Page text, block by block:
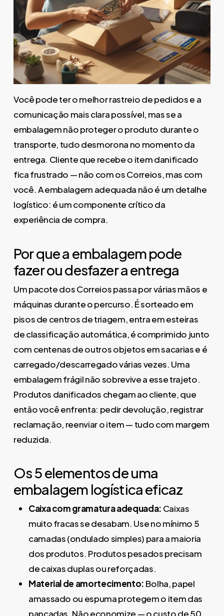
Você pode ter o melhor rastreio de pedidos e a
comunicação mais clara possível, mas se a
embalagem não proteger o produto durante o
transporte, tudo desmorona no momento da
entrega. Cliente que recebe o item danificado
fica frustrado — não com os Correios, mas com
você. A embalagem adequada não é um detalhe
logístico: é um componente crítico da
experiência de compra.
Por que a embalagem pode
fazer ou desfazer a entrega
Um pacote dos Correios passa por várias mãos e
máquinas durante o percurso. É sorteado em
pisos de centros de triagem, entra em esteiras
de classificação automática, é comprimido junto
com centenas de outros objetos em sacarias e é
carregado/descarregado várias vezes. Uma
embalagem frágil não sobrevive a esse trajeto.
Produtos danificados chegam ao cliente, que
então você enfrenta: pedir devolução, registrar
reclamação, reenviar o item — tudo com margem
reduzida.
Os 5 elementos de uma
embalagem logística eficaz
Caixa com gramatura adequada: Caixas
muito fracas se desabam. Use no mínimo 5
camadas (ondulado simples) para a maioria
dos produtos. Produtos pesados precisam
de caixas duplas ou reforçadas.
Material de amortecimento: Bolha, papel
amassado ou espuma protegem o item das
pancadas. Não economize — o custo de 50